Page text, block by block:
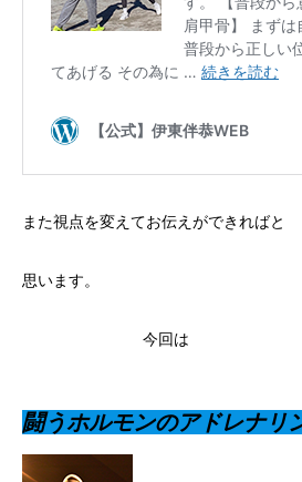
また視点を変えてお伝えができればと
思います。
今回は
闘うホルモンのアドレナリ